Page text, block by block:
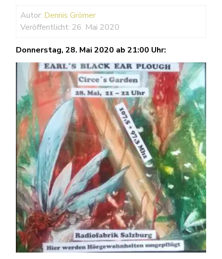
Autor: Dennis Grömer
Veröffentlicht: 26. Mai 2020
Donnerstag, 28. Mai 2020 ab 21:00 Uhr: